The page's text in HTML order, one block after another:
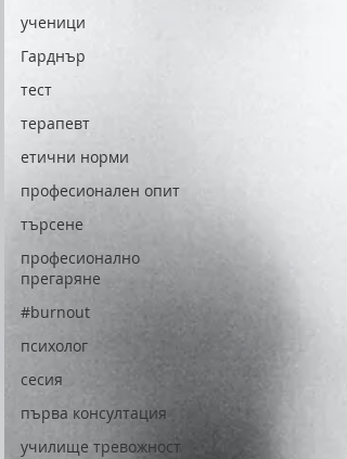
ученици
Гарднър
тест
терапевт
етични норми
професионален опит
търсене
професионално
прегаряне
#burnout
психолог
сесия
първа консултация
училище тревожност